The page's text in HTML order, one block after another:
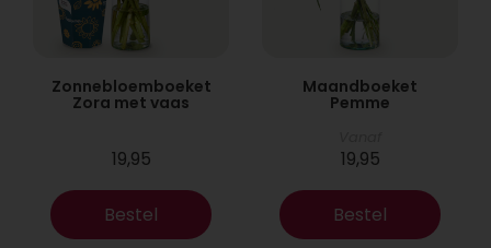
Zonnebloemboeket
Zora met vaas
19,95
Bestel
Maandboeket
Pemme
19,95
Bestel